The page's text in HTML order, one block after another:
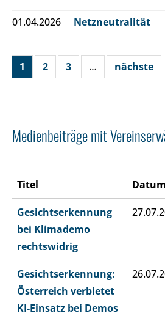
01.04.2026 Netzneutralität
1 2 3 … nächste
Medienbeiträge mit
Titel Datum
Gesichtserkennung
bei Klimademo
rechtswidrig
Gesichtserkennung:
Österreich verbietet
KI-Einsatz bei Demos